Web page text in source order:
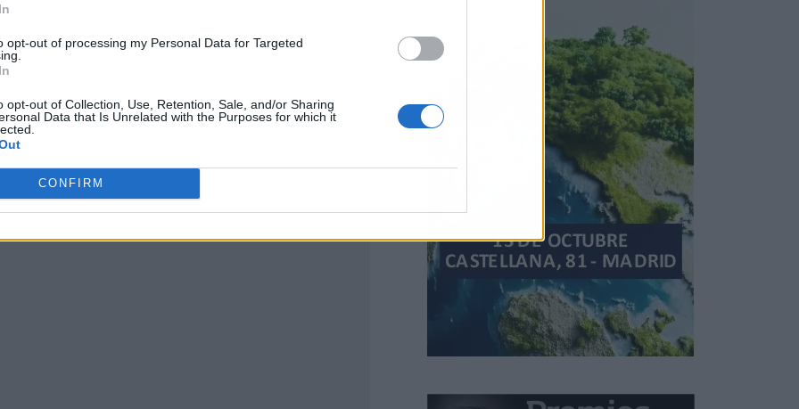
opt-out of processing my Personal Data for Targeted
opt-out of Collection, Use, Retention, Sale, and/or Sharing
Data that Is Unrelated with the Purposes for which it
CONFIRM